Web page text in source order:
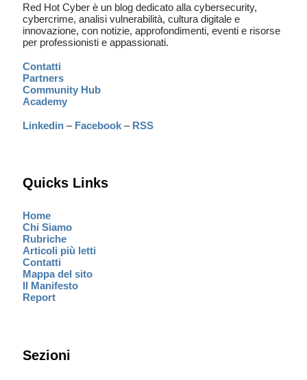
Red Hot Cyber è un blog dedicato alla cybersecurity,
cybercrime, analisi vulnerabilità, cultura digitale e
innovazione, con notizie, approfondimenti, eventi e risorse
per professionisti e appassionati.
Contatti
Partners
Community Hub
Academy
Linkedin – Facebook – RSS
Quicks Links
Home
Chi Siamo
Rubriche
Articoli più letti
Contatti
Mappa del sito
Il Manifesto
Report
Sezioni